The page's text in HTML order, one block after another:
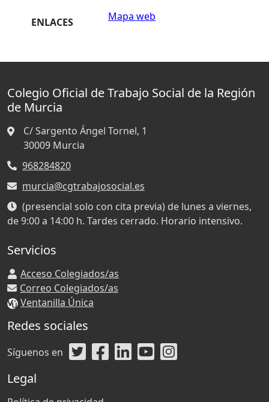
ENLACES
Mapa web
Colegio Oficial de Trabajo Social de la Región
de Murcia
C/ Sargento Ángel Tornel, 1
30009 Murcia
968284820
murcia@cgtrabajosocial.es
(presencial solo con cita previa) de lunes a viernes,
de 9:00 a 14:00 h. Tardes cerrado. Horario intensivo.
Servicios
Acceso Colegiados/as
Correo Colegiados/as
Ventanilla Única
Redes sociales
Síguenos en
Legal